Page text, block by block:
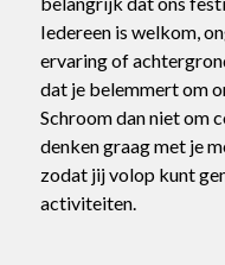
Iedereen is welkom,
ervaring of
dat je belemmert om
Schroom dan niet om
denken graag met je
zodat jij volop kunt
activiteiten.